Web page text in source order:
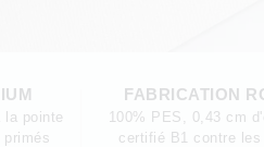
la pointe
FABRICATION
100% PES, 0,43 cm
certifié B1 contre les